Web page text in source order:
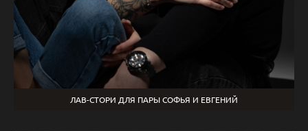
ЛАВ-СТОРИ ДЛЯ ПАРЫ СОФЬЯ И ЕВГЕНИЙ